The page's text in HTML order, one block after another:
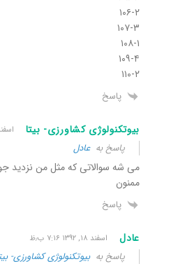
۱۰۶-۲
۱۰۷-۳
۱۰۸-۱
۱۰۹-۴
۱۱۰-۲
پاسخ
بیوتکنولوژی کشاورزی- بیتا اسفند ۱۸, ۱۳۹۲
پاسخ بهعادل
می شه سوالاتی که مثل من نزدید
ممنون
پاسخ
عادل اسفند ۱۸, ۱۳۹۲ ۷:۱۶ ب٫ظ
پاسخ بهبیوتکنولوژی کشاورزی-